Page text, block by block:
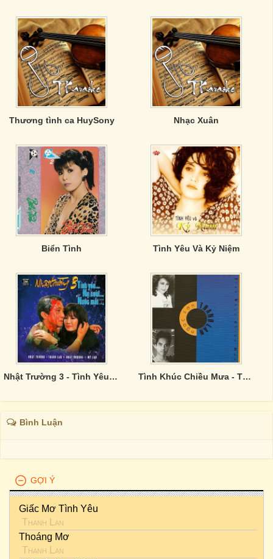
Thương tình ca HuySony Nhạc Xuân
Biển Tình Tình Yêu Và Kỷ Niệm
Nhật Trường 3 - Tình Yêu Nụ Cười Nước Mắt Tình Khúc Chiều Mưa - Thanh Lan, Ngọc Sơn
Bình Luận
GỢI Ý
Giấc Mơ Tình Yêu
Thanh Lan
Thoáng Mơ
Thanh Lan